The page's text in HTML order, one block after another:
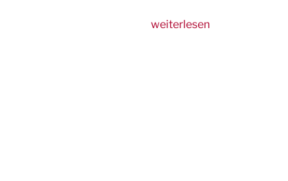
„Sonne
weiterlesen